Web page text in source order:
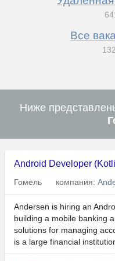
Все
Ниже
Android Developer
Гомель компания:
Andersen is hiring an
building a mobile banking
solutions for managing
is a large financial